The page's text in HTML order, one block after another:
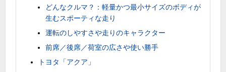
どんなクルマ？：軽量かつ最小サイズのボディが
生むスポーティな走り
運転のしやすさや走りのキャラクター
前席／後席／荷室の広さや使い勝手
トヨタ「アクア」